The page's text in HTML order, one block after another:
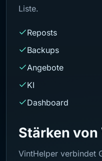
Liste.
Reposts
Backups
Angebote
KI
Dashboard
Stärken
VintHelper verbindet